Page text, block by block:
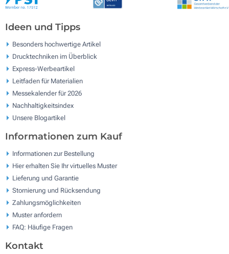
Ideen und Tipps
Besonders hochwertige Artikel
Drucktechniken im Überblick
Express-Werbeartikel
Leitfaden für Materialien
Messekalender für 2026
Nachhaltigkeitsindex
Unsere Blogartikel
Informationen zum Kauf
Informationen zur Bestellung
Hier erhalten Sie Ihr virtuelles Muster
Lieferung und Garantie
Stornierung und Rücksendung
Zahlungsmöglichkeiten
Muster anfordern
FAQ: Häufige Fragen
Kontakt